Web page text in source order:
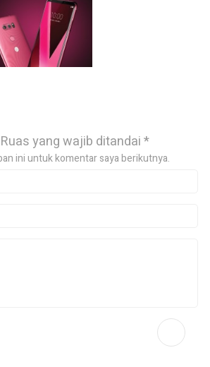
Ruas yang wajib ditandai*
ini untuk komentar saya berikutnya.